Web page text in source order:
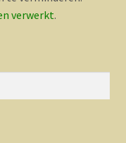
verwerkt.